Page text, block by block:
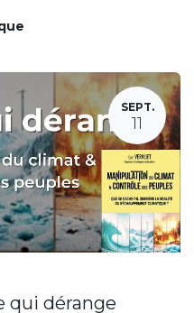
SEPT.
11
qui dérange